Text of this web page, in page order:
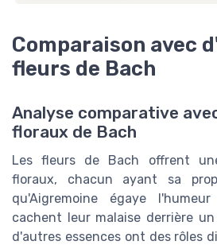
Comparaison avec
fleurs de Bach
Analyse comparative
floraux de Bach
Les fleurs de Bach offrent
floraux, chacun ayant sa
qu'Aigremoine égaye
cachent leur malaise derrière
d'autres essences ont des rôles